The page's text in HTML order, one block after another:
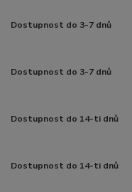
Dostupnost do 3-7 dnů
Dostupnost do 3-7 dnů
Dostupnost do 14-ti dnů
Dostupnost do 14-ti dnů